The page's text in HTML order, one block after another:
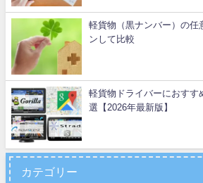
軽貨物（黒ナンバー）の任
ンして比較
軽貨物ドライバーにおすす
選【2026年最新版】
カテゴリー